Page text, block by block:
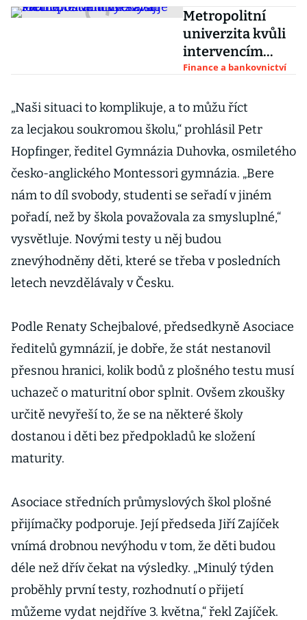
Metropolitní
univerzita kvůli
intervencím
zvyšuje školné,
Finance a bankovnictví
„Naši situaci to komplikuje, a to můžu říct
za lecjakou soukromou školu,“ prohlásil Petr
Hopfinger, ředitel Gymnázia Duhovka, osmiletého
česko-anglického Montessori gymnázia. „Bere
nám to díl svobody, studenti se seřadí v jiném
pořadí, než by škola považovala za smysluplné,“
vysvětluje. Novými testy u něj budou
znevýhodněny děti, které se třeba v posledních
letech nevzdělávaly v Česku.
Podle Renaty Schejbalové, předsedkyně Asociace
ředitelů gymnázií, je dobře, že stát nestanovil
přesnou hranici, kolik bodů z plošného testu musí
uchazeč o maturitní obor splnit. Ovšem zkoušky
určitě nevyřeší to, že se na některé školy
dostanou i děti bez předpokladů ke složení
maturity.
Asociace středních průmyslových škol plošné
přijímačky podporuje. Její předseda Jiří Zajíček
vnímá drobnou nevýhodu v tom, že děti budou
déle než dřív čekat na výsledky. „Minulý týden
proběhly první testy, rozhodnutí o přijetí
můžeme vydat nejdříve 3. května,“ řekl Zajíček.